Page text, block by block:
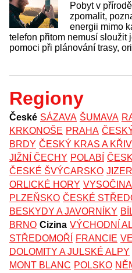
Pobyt v
zpomalit,
energii mimo
telefon přitom nemusí sloužit
pomoci při plánování trasy,
Regiony
České SÁZAVA ŠUMAVA
KRKONOŠE PRAHA
BRDY ČESKÝ KRAS A
JIŽNÍ ČECHY POLABÍ
ČESKÉ ŠVÝCARSKO
ORLICKÉ HORY VYSOČINA
PLZEŇSKO ČESKÉ
BESKYDY A JAVORNÍKY
BRNO Cizina VÝCHODNÍ
STŘEDOMOŘÍ
FRANCIE
DOLOMITY A JULSKÉ ALPY
MONT BLANC POLSKO